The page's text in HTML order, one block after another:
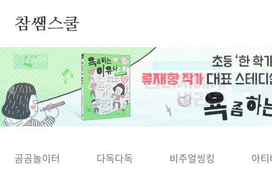
참쌤스쿨
◀
곰곰놀이터 다독다독 비주얼씽킹 아